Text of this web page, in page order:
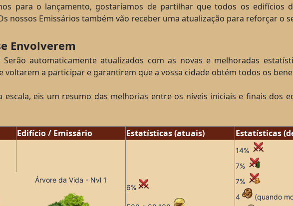
para o lançamento, gostaríamos de partilhar que todos os edifícios
nossos Emissários também vão receber uma atualização para reforçar o
Envolverem
Serão automaticamente atualizados com as novas e melhoradas
voltarem a participar e garantirem que a vossa cidade obtém todos os
escala, eis um resumo das melhorias entre os níveis iniciais e finais dos
Edifício / Emissário Estatísticas (atuais) Estatísticas
Árvore da Vida - Nvl 1
6%
14%
7%
7%
4
(quando